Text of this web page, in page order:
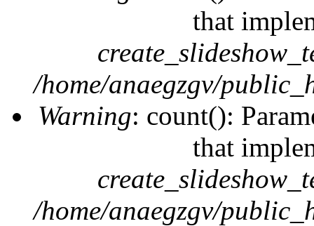
that
/home/anaegzgv/
Warning: count():
that
/home/anaegzgv/